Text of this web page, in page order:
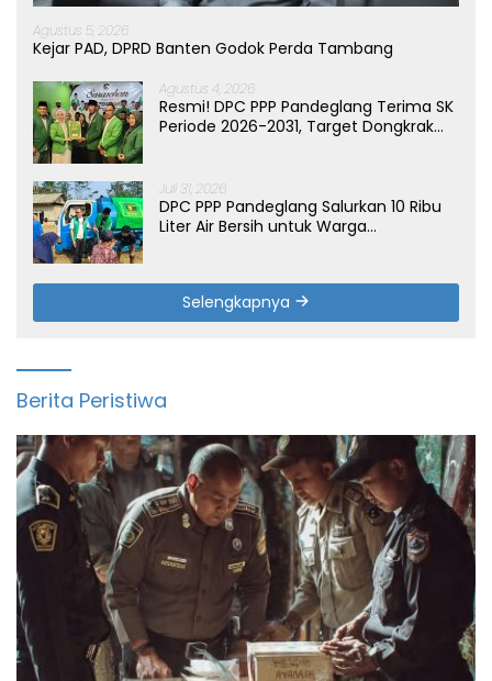
Agustus 5, 2026
Kejar PAD, DPRD Banten Godok Perda Tambang
Agustus 4, 2026
Resmi! DPC PPP Pandeglang Terima SK
Periode 2026-2031, Target Dongkrak
Juli 31, 2026
DPC PPP Pandeglang Salurkan 10 Ribu
Liter Air Bersih untuk Warga
Selengkapnya
Berita Peristiwa